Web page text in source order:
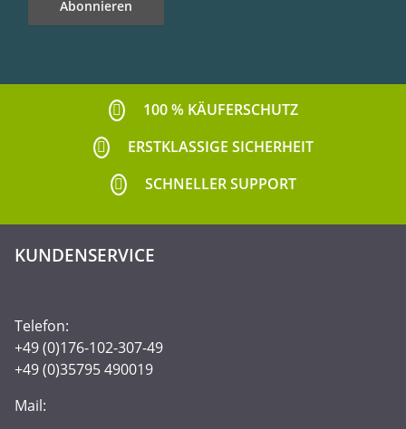
Abonnieren
100 % KÄUFERSCHUTZ
ERSTKLASSIGE SICHERHEIT
SCHNELLER SUPPORT
KUNDENSERVICE
Telefon:
+49 (0)176-102-307-49
+49 (0)35795 490019
Mail: